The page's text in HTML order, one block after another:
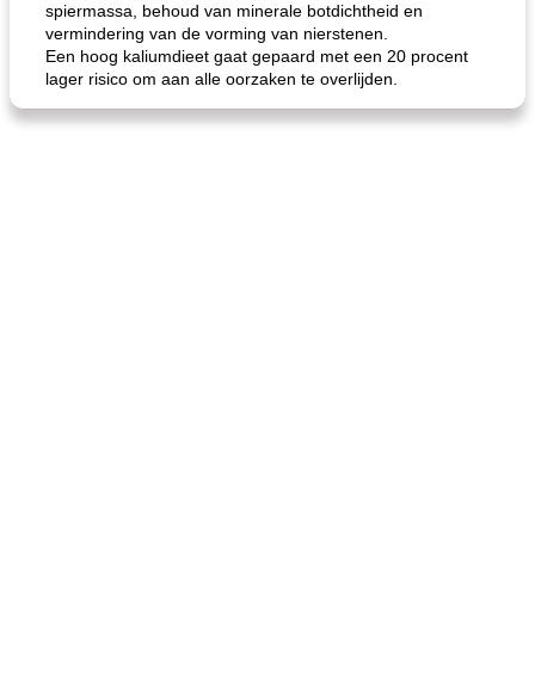
de jamcake van Georgië tennessee blauwe kaasperen kip
spiermassa, behoud van minerale botdichtheid en
vermindering van de vorming van nierstenen.
Een hoog kaliumdieet gaat gepaard met een 20 procent
lager risico om aan alle oorzaken te overlijden.